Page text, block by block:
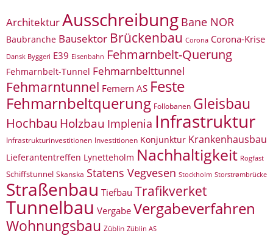
ArchitekturAusschreibung Bane NOR
Baubranche Bausektor Brückenbau Corona Corona-Krise
Dansk Byggeri E39 Eisenbahn Fehmarnbelt-Querung
Fehmarnbelt-Tunnel Fehmarnbelttunnel
Fehmarntunnel Femern AS Feste
Fehmarnbeltquerung Follobanen Gleisbau
Hochbau Holzbau Implenia Infrastruktur
Infrastrukturinvestitionen Investitionen Konjunktur Krankenhausbau
Lieferantentreffen Lynetteholm Nachhaltigkeit Rogfast
Schiffstunnel Skanska Statens Vegvesen Stockholm Storstrømbrücke
Straßenbau Tiefbau Trafikverket
Tunnelbau Vergabe Vergabeverfahren
Wohnungsbau Züblin Züblin AS